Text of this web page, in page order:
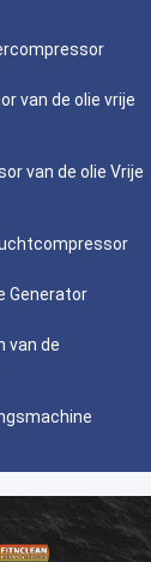
van de olie vrije
van de olie Vrije
Generator
van de